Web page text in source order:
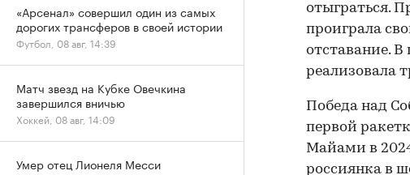
отыграться.
проиграла
отставание. В
реализовала
Победа над
первой
Майами в 2024
россиянка в
«Арсенал» совершил один из самых
дорогих трансферов в своей истории
Футбол, 08 авг, 14:39
Матч звезд на Кубке Овечкина
завершился вничью
Хоккей, 08 авг, 14:09
Умер отец Лионеля Месси